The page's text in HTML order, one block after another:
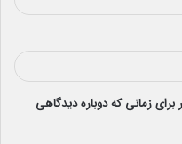
زمانی که دوباره دیدگاهی